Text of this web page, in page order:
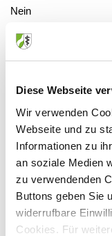
Diese Webseite
Wir verwenden
Webseite und zu
Informationen zu
an soziale Medien
zu verwendenden
Buttons geben Sie
widerrufbare
Cookies. Für
Nein
gebührenfrei,
Veranstaltungsort:
Klinik Via Mentis
Rennbahnstraße 2,
Anbieter:
Via Mentis Klinik